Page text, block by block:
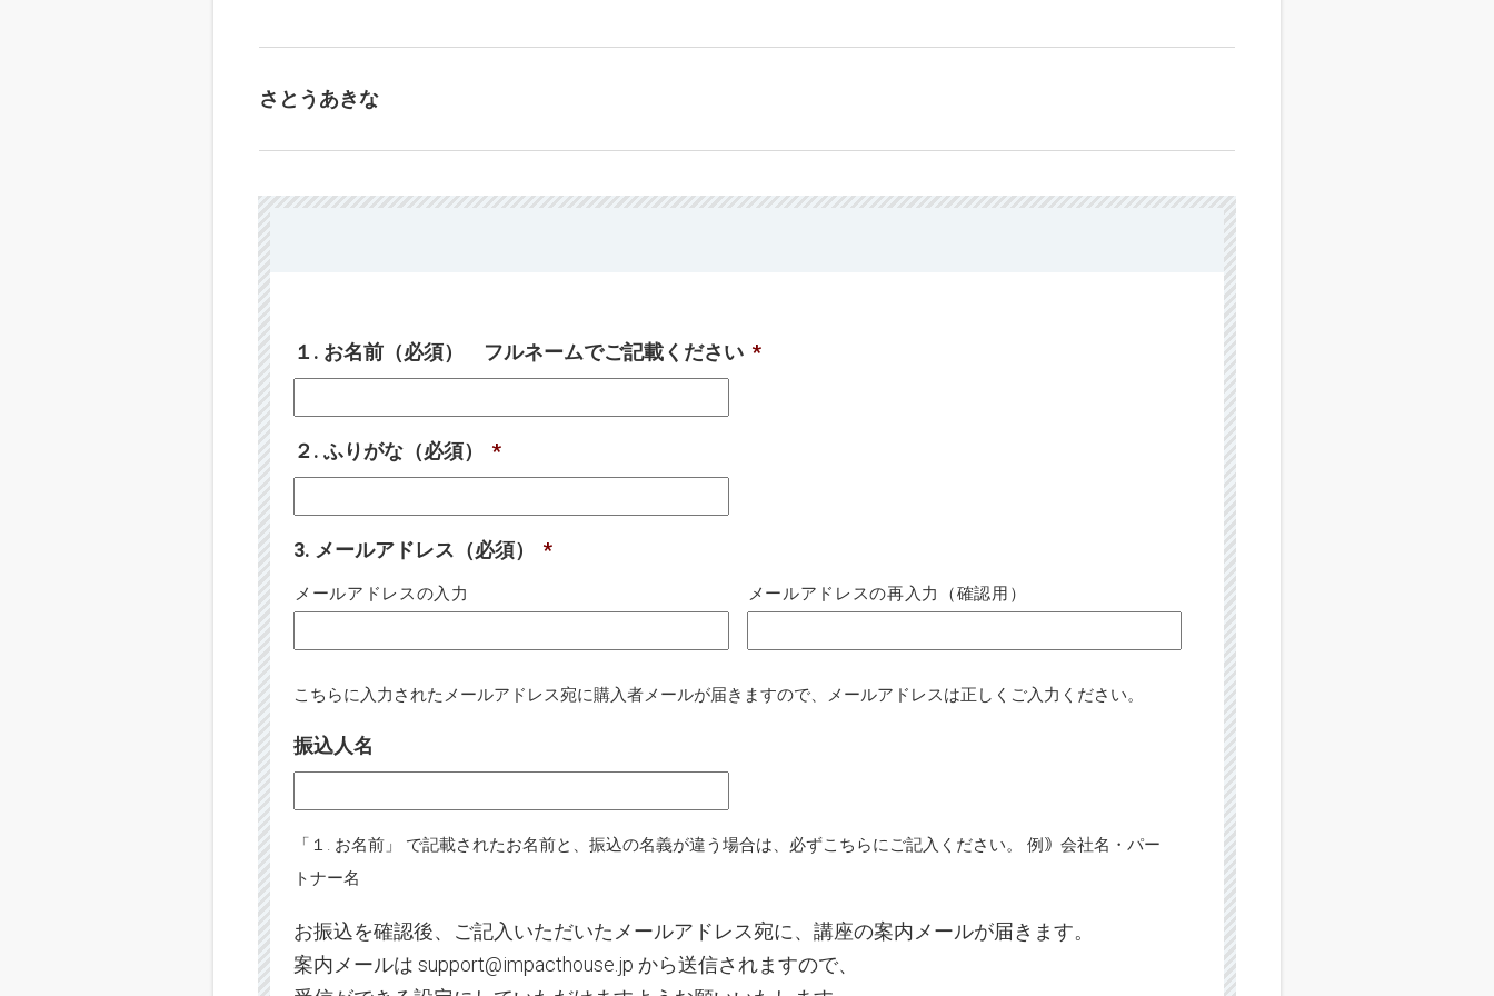
さとうあきな
１. お名前（必須） フルネームでご記載ください *
２. ふりがな（必須） *
3. メールアドレス（必須） *
メールアドレスの入力 メールアドレスの再入力（確認用）
こちらに入力されたメールアドレス宛に購入者メールが届きますので、メールアドレスは正しくご入力ください。
振込人名
「１. お名前」 で記載されたお名前と、振込の名義が違う場合は、必ずこちらにご記入ください。 例｠会社名・パー
トナー名
お振込を確認後、ご記入いただいたメールアドレス宛に、講座の案内メールが届きます。
案内メールは support@impacthouse.jp から送信されますので、